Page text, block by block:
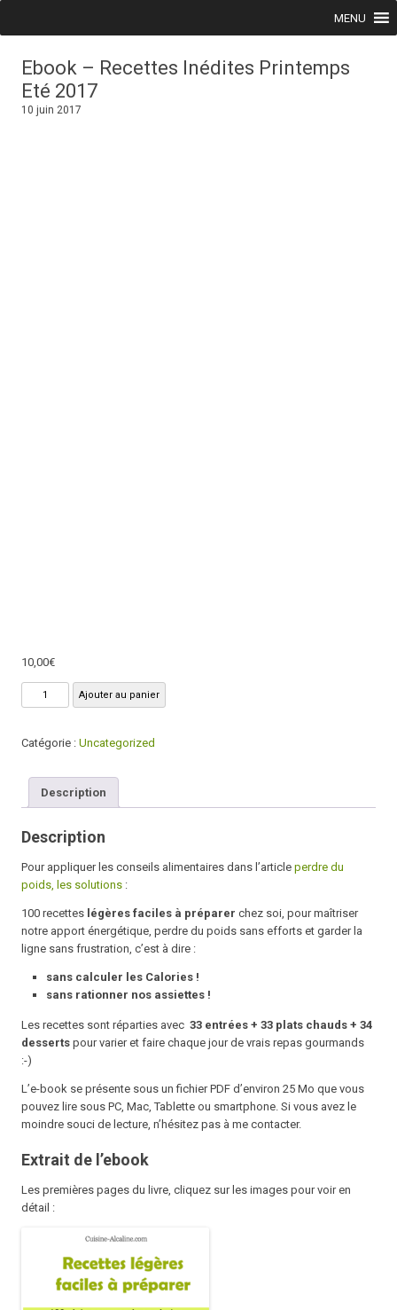
MENU
Ebook – Recettes Inédites Printemps
Eté 2017
10 juin 2017
10,00€
quantité
de
–
Inédites
Printemps
Eté
Ajouter au panier
Catégorie : Uncategorized
Description
Description
Pour appliquer les conseils alimentaires dans l’article perdre du
poids, les solutions :
100 recettes légères faciles à préparer chez soi, pour maîtriser
notre apport énergétique, perdre du poids sans efforts et garder la
ligne sans frustration, c’est à dire :
sans calculer les Calories !
sans rationner nos assiettes !
Les recettes sont réparties avec 33 entrées + 33 plats chauds + 34
desserts pour varier et faire chaque jour de vrais repas gourmands
:-)
L’e-book se présente sous un fichier PDF d’environ 25 Mo que vous
pouvez lire sous PC, Mac, Tablette ou smartphone. Si vous avez le
moindre souci de lecture, n’hésitez pas à me contacter.
Extrait de l’ebook
Les premières pages du livre, cliquez sur les images pour voir en
détail :